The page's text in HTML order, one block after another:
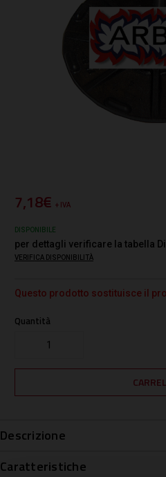
7,18€ + IVA
DISPONIBILE
per dettagli verificare la tabella
VERIFICA DISPONIBILITÀ
Questo prodotto sostituisce il
Quantità
Descrizione
Caratteristiche